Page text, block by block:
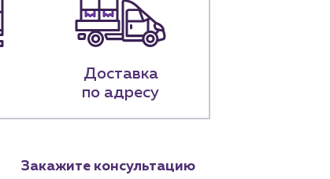
Доставка
по адресу
Закажите консультацию